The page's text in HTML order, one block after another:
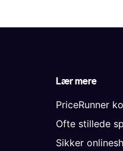
Lær mere
PriceRunner
Ofte stillede
Sikker